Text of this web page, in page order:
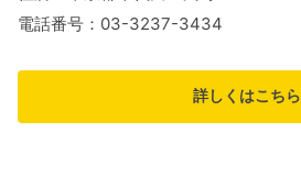
電話番号：03-3237-3434
詳しくはこちら